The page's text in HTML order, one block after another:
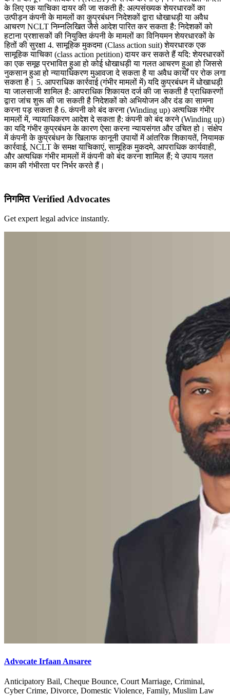
के लिए एक याचिका दायर की जा सकती है: अल्पसंख्यक शेयरधारकों का
उत्पीड़न कंपनी के मामलों का कुप्रबंधन निदेशकों द्वारा धोखाधड़ी या अवैध
आचरण NCLT निम्नलिखित जैसे आदेश पारित कर सकता है: निदेशकों को
हटाना प्रशासकों की नियुक्ति कंपनी के मामलों का विनियमन शेयरधारकों के
हितों की सुरक्षा 4. सामूहिक मुकदमा (Class action suit) शेयरधारक एक
सामूहिक याचिका (class action petition) दायर कर सकते हैं यदि: शेयरधारकों
का एक समूह प्रभावित हुआ हो कोई धोखाधड़ी या गलत आचरण हुआ हो जिससे
नुकसान हुआ हो न्यायाधिकरण मुआवजा दे सकता है या अवैध कार्यों पर रोक लगा
सकता है। 5. आपराधिक कार्रवाई (गंभीर मामलों में) यदि कुप्रबंधन में धोखाधड़ी
या जालसाजी शामिल है: आपराधिक शिकायत दर्ज की जा सकती है प्राधिकरणों
द्वारा जांच शुरू की जा सकती है निदेशकों को अभियोजन और दंड का सामना
करना पड़ सकता है 6. कंपनी को बंद करना (Winding up) अत्यधिक गंभीर
मामलों में, न्यायाधिकरण आदेश दे सकता है: कंपनी को बंद करने (Winding up)
का यदि गंभीर कुप्रबंधन के कारण ऐसा करना न्यायसंगत और उचित हो। संक्षेप
में कंपनी के कुप्रबंधन के खिलाफ कानूनी उपायों में आंतरिक शिकायतें, नियामक
कार्रवाई, NCLT के समक्ष याचिकाएं, सामूहिक मुकदमे, आपराधिक कार्यवाही,
और अत्यधिक गंभीर मामलों में कंपनी को बंद करना शामिल हैं; ये उपाय गलत
काम की गंभीरता पर निर्भर करते हैं।
निगमित Verified Advocates
Get expert legal advice instantly.
Advocate Irfaan Ansaree
Anticipatory Bail, Cheque Bounce, Court Marriage, Criminal,
Cyber Crime, Divorce, Domestic Violence, Family, Muslim Law